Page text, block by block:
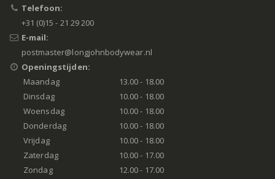
Telefoon:
+31 (0)15 - 21 29 200
E-mail:
postmaster@longjohnbodywear.nl
Openingstijden:
Maandag
13.00 - 18.00
Dinsdag
10.00 - 18.00
Woensdag
10.00 - 18.00
Donderdag
10.00 - 18.00
Vrijdag
10.00 - 18.00
Zaterdag
10.00 - 17.00
Zondag
12.00 - 17.00